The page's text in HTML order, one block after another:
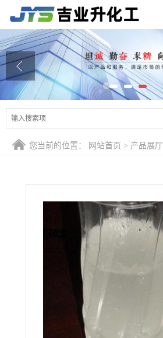
公司首页
公司介绍
公司动态
产品展厅
证书荣誉
在线留言
您当前的位置： 网站首页 > 产品展厅